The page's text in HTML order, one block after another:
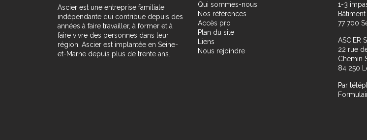
Ascier est une entreprise familiale
indépendante qui contribue depuis des
années à faire travailler, à former et à
faire vivre des personnes dans leur
région. Ascier est implantée en Seine-
et-Marne depuis plus de trente ans.
Qui sommes-nous
Nos références
Accès pro
Plan du site
Liens
Nous rejoindre
1-3
Bâtiment
77 700
ASCIER
22 rue
Chemin
84 250
Par